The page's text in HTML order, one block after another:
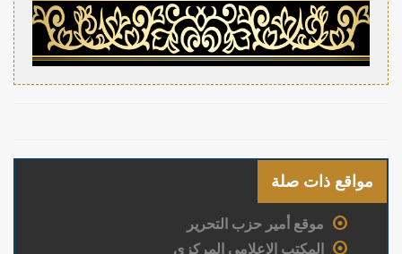
مواقع ذات صلة
موقع أمير حزب التحرير
المكتب الإعلامي المركزي